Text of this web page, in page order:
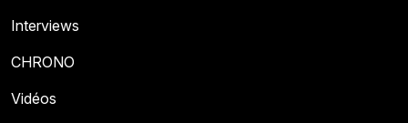
Interviews
CHRONO
Vidéos